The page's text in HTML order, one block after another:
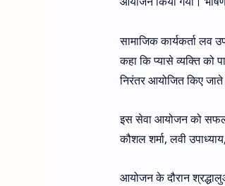
सामाजिक कार्यकर्ता लव
कहा कि प्यासे व्यक्ति को
निरंतर आयोजित किए जाते
इस सेवा आयोजन को सफल
कौशल शर्मा, लवी
आयोजन के दौरान